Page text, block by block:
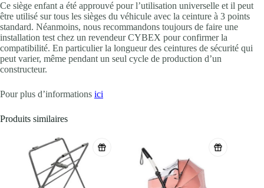
Ce siège enfant a été approuvé pour l’utilisation universelle et il peut
être utilisé sur tous les sièges du véhicule avec la ceinture à 3 points
standard. Néanmoins, nous recommandons toujours de faire une
installation test chez un revendeur CYBEX pour confirmer la
compatibilité. En particulier la longueur des ceintures de sécurité qui
peut varier, même pendant un seul cycle de production d’un
constructeur.
Pour plus d’informations ici
Produits similaires